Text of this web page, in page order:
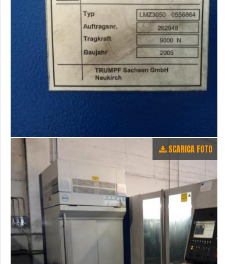
SCARICA FOTO